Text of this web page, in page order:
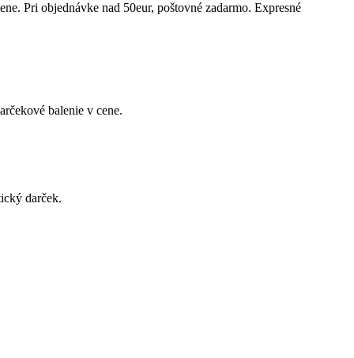
Pri objednávke nad 50eur, poštovné zadarmo. Expresné
balenie v cene.
darček.